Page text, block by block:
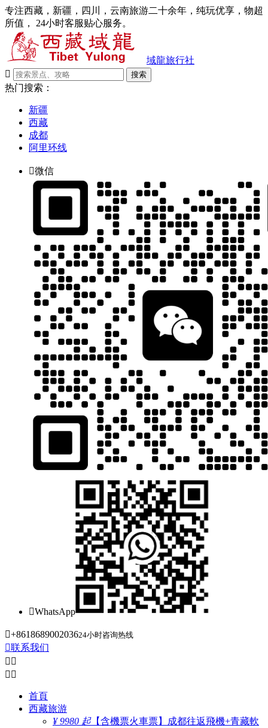
专注西藏，新疆，四川，云南旅游二十余年，纯玩优享，物超
所值， 24小时客服贴心服务。
域龍旅行社

搜索
热门搜索：
新疆
西藏
成都
阿里环线
微信
WhatsApp
+861868900203624小时咨询热线
联系我们
 
 
首頁
西藏旅游
¥ 9980 起【含機票火車票】成都往返飛機+青藏軟